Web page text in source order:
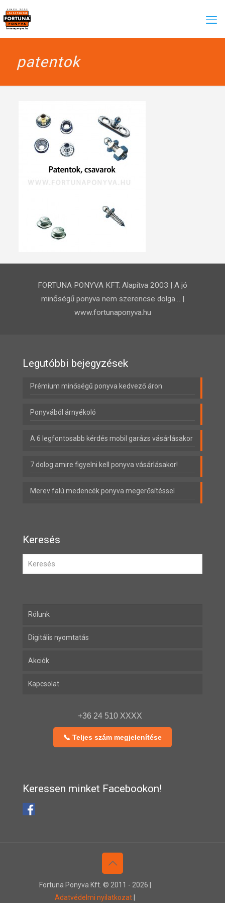
patentok
FORTUNA PONYVA KFT. Alapítva 2003 | A jó
minőségű ponyva nem szerencse dolga… |
www.fortunaponyva.hu
Legutóbbi bejegyzések
Prémium minőségű ponyva kedvező áron
Ponyvából árnyékoló
A 6 legfontosabb kérdés mobil garázs vásárlásakor
7 dolog amire figyelni kell ponyva vásárlásakor!
Merev falú medencék ponyva megerősítéssel
Keresés
Rólunk
Digitális nyomtatás
Akciók
Kapcsolat
+36 24 510 XXXX
📞 Teljes szám megjelenítése
Keressen minket Facebookon!
Fortuna Ponyva Kft. © 2011 - 2026 |
Adatvédelmi nyilatkozat